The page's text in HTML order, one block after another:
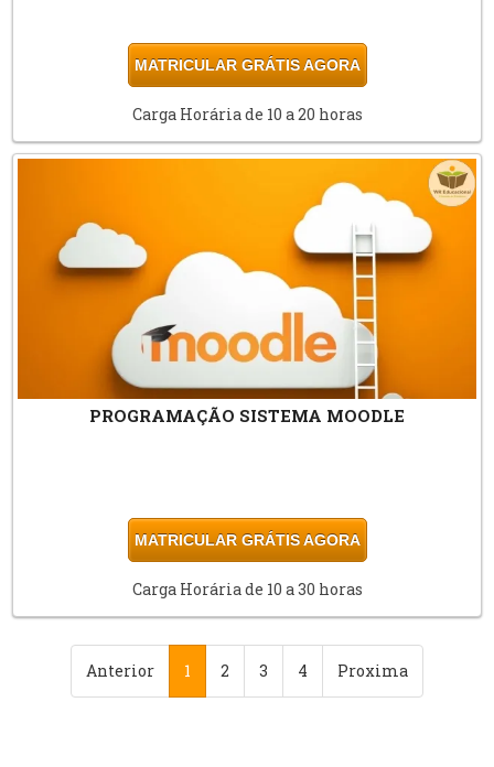
MATRICULAR GRÁTIS AGORA
Carga Horária de 10 a 20 horas
PROGRAMAÇÃO SISTEMA MOODLE
MATRICULAR GRÁTIS AGORA
Carga Horária de 10 a 30 horas
Anterior 1 2 3 4 Proxima